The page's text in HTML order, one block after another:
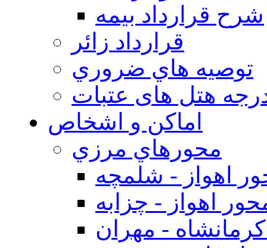
شرح قرارداد بیمه
قرارداد زائر
توصيه هاي ضروري
هتل های عتبات
اماکن و اشخاص
محورهاي مرزي
اهواز - شلمچه
اهواز - چزابه
- مهران